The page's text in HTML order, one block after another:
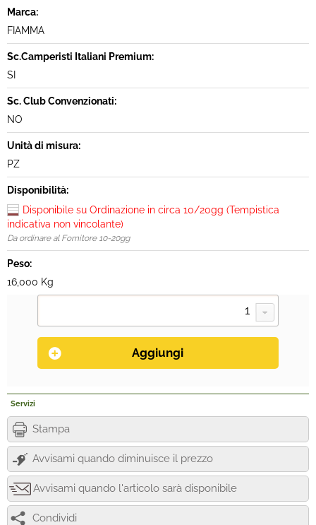
Marca:
FIAMMA
Sc.Camperisti Italiani Premium:
SI
Sc. Club Convenzionati:
NO
Unità di misura:
PZ
Disponibilità:
Disponibile su Ordinazione in circa 10/20gg (Tempistica
indicativa non vincolante)
Da ordinare al Fornitore 10-20gg
Peso:
16,000 Kg
Servizi
Stampa
Avvisami quando diminuisce il prezzo
Avvisami quando l'articolo sarà disponibile
Condividi